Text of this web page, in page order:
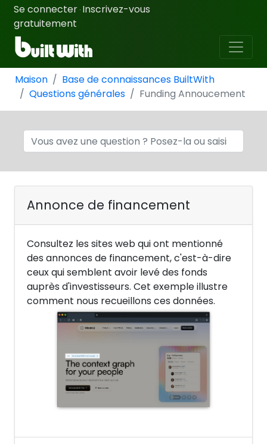
Se connecter · Inscrivez-vous
gratuitement
Maison
Base de connaissances BuiltWith
Questions générales
Funding Annoucement
Annonce de financement
Consultez les sites web qui ont mentionné
des annonces de financement, c'est-à-dire
ceux qui semblent avoir levé des fonds
auprès d'investisseurs. Cet exemple illustre
comment nous recueillons ces données.